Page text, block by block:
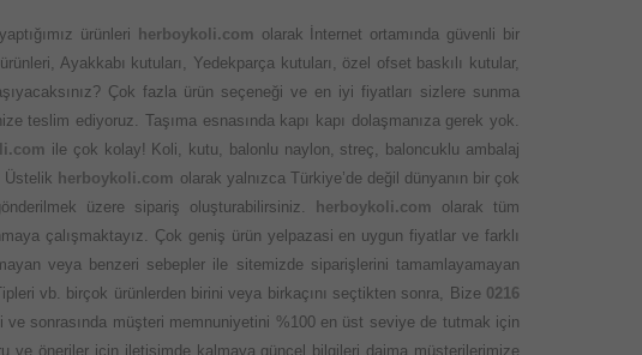
ürünleri herboykoli.com olarak İnternet ortamında güvenli bir
Ayakkabı kutuları, Yedekparça kutuları, özel ofset baskılı kutular,
Çok fazla ürün seçeneği ve en iyi fiyatları sizlere sunma
teslim ediyoruz. Taşıma esnasında kapı kapı dolaşmanıza gerek yok.
ile çok kolay! Koli, kutu, balonlu naylon, streç, baloncuklu ambalaj
Üstelik herboykoli.com olarak yalnızca Türkiye’de değil dünyanın bir çok
üzere sipariş oluşturabilirsiniz.
herboykoli.com olarak tüm
çalışmaktayız. Çok geniş ürün yelpazasi en uygun fiyatlar ve farklı
veya benzeri sebepler ile sitemizde siparişlerini tamamlayamayan
vb. birçok ürünlerden birini veya birkaçını seçtikten sonra, Bize 0216
ve sonrasında müşteri memnuniyetini %100 en üst seviye de tutmak için
ve öneriler için iletişimde kalmaya güncel bilgileri daima müşterilerimize